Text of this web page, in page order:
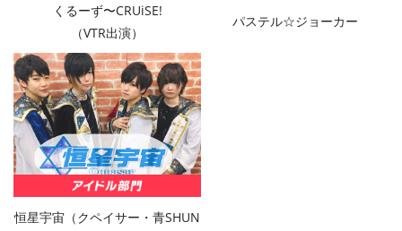
くるーず〜CRUiSE!
（VTR出演）
パステル☆ジョーカー
恒星宇宙（クペイサー・青SHUN